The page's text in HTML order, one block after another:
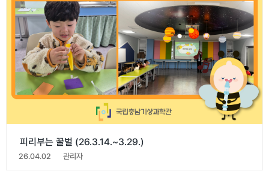
피리부는 꿀벌 (26.3.14.~3.29.)
26.04.02 관리자